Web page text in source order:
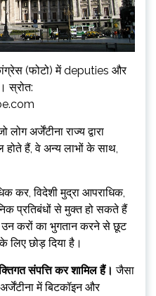
(फोटो) में deputies और
स्रोत:
अर्जेंटीना राज्य द्वारा
होते हैं, वे अन्य लाभों के साथ,
कर, विदेशी मुद्रा आपराधिक,
प्रतिबंधों से मुक्त हो सकते हैं
करों का भुगतान करने से छूट
लिए छोड़ दिया है।
संपत्ति कर शामिल हैं। जैसा
में बिटकॉइन और